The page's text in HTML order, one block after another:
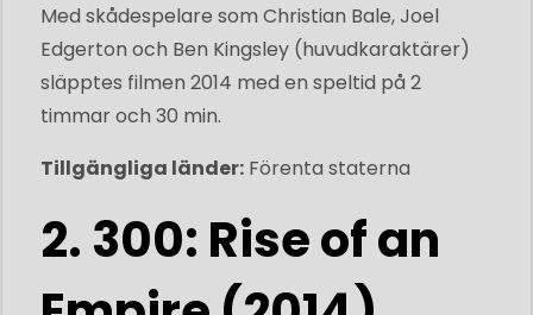
Med skådespelare som Christian Bale, Joel
Edgerton och Ben Kingsley (huvudkaraktärer)
släpptes filmen 2014 med en speltid på 2
timmar och 30 min.
Tillgängliga länder: Förenta staterna
2. 300: Rise of an